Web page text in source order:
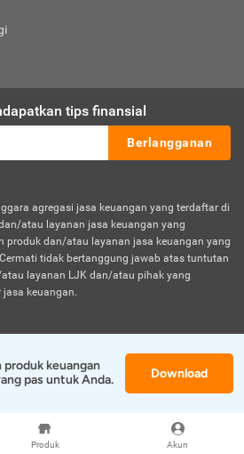
Produk Akun
tips finansial
Berlangganan
agregasi jasa keuangan yang terdaftar di
atau layanan jasa keuangan yang
produk dan/atau layanan jasa keuangan yang
tidak bertanggung jawab atas tuntutan
layanan LJK dan/atau pihak yang
keuangan.
produk keuangan
pas untuk Anda.
Download